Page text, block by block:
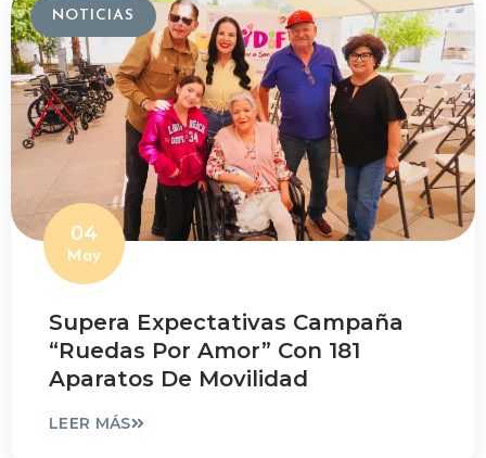
04
May
NOTICIAS
Supera Expectativas Campaña
“Ruedas Por Amor” Con 181
Aparatos De Movilidad
LEER MÁS